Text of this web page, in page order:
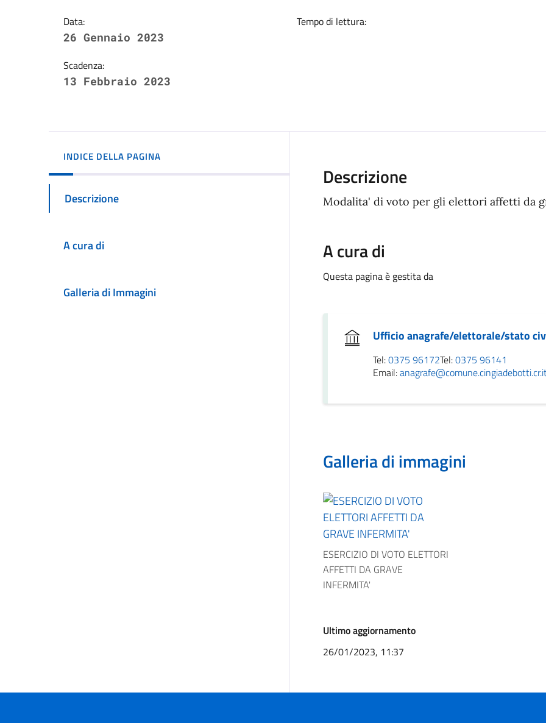
Data:
26 Gennaio 2023
Scadenza:
13 Febbraio 2023
Tempo di lettura:
INDICE DELLA PAGINA
Descrizione
A cura di
Galleria di Immagini
Descrizione
Modalita' di voto per gli elettori affetti da
A cura di
Questa pagina è gestita da
Ufficio anagrafe/elettorale/stato
Tel:0375 96172Tel:0375 96141
Email:
Galleria di immagini
ESERCIZIO DI VOTO ELETTORI
AFFETTI DA GRAVE
INFERMITA'
Ultimo aggiornamento
26/01/2023, 11:37